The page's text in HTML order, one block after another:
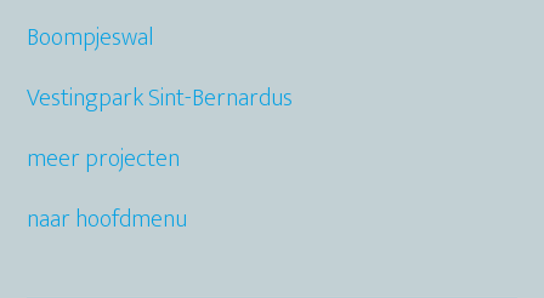
Boompjeswal
Vestingpark Sint-Bernardus
meer projecten
naar hoofdmenu